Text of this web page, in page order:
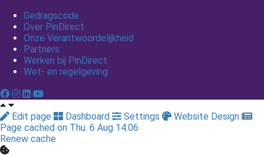
Gedragscode
Over PinDirect
Onze Verantwoordelijkheid
Partners
Werken bij PinDirect
Wet- en regelgeving
Edit page Dashboard Settings
Website Design
Page cached on Thu. 6 Aug 14:06
Renew cache